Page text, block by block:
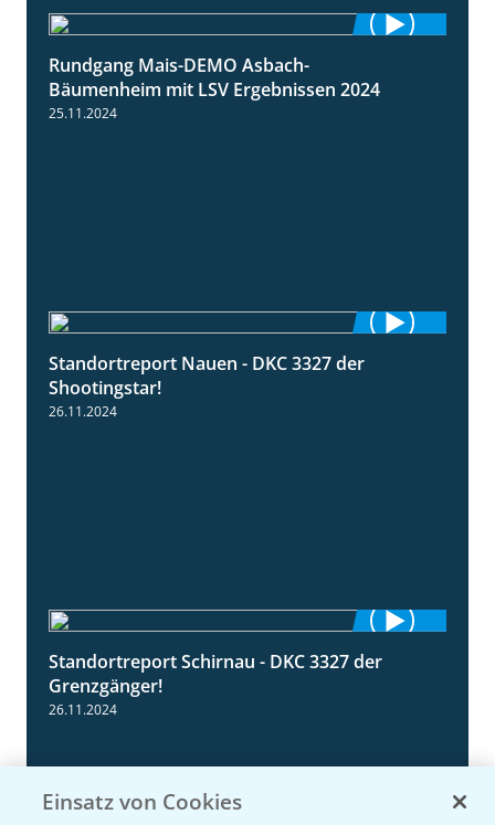
Rundgang Mais-DEMO Asbach-
Bäumenheim mit LSV Ergebnissen 2024
25.11.2024
Standortreport Nauen - DKC 3327 der
Shootingstar!
26.11.2024
4:19
Standortreport Schirnau - DKC 3327 der
Grenzgänger!
26.11.2024
Einsatz von Cookies